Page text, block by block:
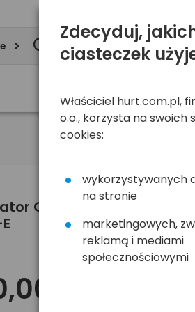
Omron C101 ESSENTIAL
zł
Zdecyduj,
ciasteczek
Właściciel hurt.com.pl,
o.o., korzysta na swoich
cookies:
wykorzystywanych
na stronie
marketingowych,
reklamą i mediami
społecznościowymi